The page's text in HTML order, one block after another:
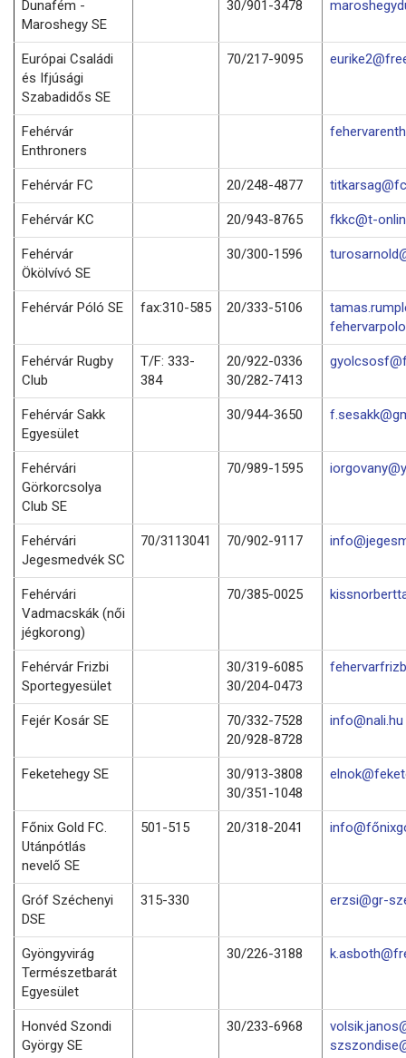
Dunafém -
Maroshegy SE
30/901-3478
Európai Családi
és Ifjúsági
Szabadidős SE
70/217-9095
Fehérvár
Enthroners
Fehérvár FC 20/248-4877
Fehérvár KC 20/943-8765 fkkc@t-
Fehérvár
Ökölvívó SE
30/300-1596
Fehérvár Póló SE fax:310-585 20/333-5106
Fehérvár Rugby
Club
T/F: 333-
384
20/922-0336
30/282-7413
Fehérvár Sakk
Egyesület
30/944-3650
Fehérvári
Görkorcsolya
Club SE
70/989-1595
Fehérvári
Jegesmedvék SC
70/3113041 70/902-9117
Fehérvári
Vadmacskák (női
jégkorong)
70/385-0025
Fehérvár Frizbi
Sportegyesület
30/319-6085
30/204-0473
Fejér Kosár SE
70/332-7528
20/928-8728
info@nali.hu
Feketehegy SE
30/913-3808
30/351-1048
Főnix Gold FC.
Utánpótlás
nevelő SE
501-515 20/318-2041
Gróf Széchenyi
DSE
315-330 erzsi@gr-
Gyöngyvirág
Természetbarát
Egyesület
30/226-3188
Honvéd Szondi
György SE
30/233-6968